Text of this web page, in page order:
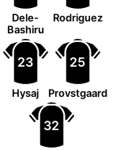
Dele-
Bashiru
Rodriguez
23
Hysaj
25
Provstgaard
32